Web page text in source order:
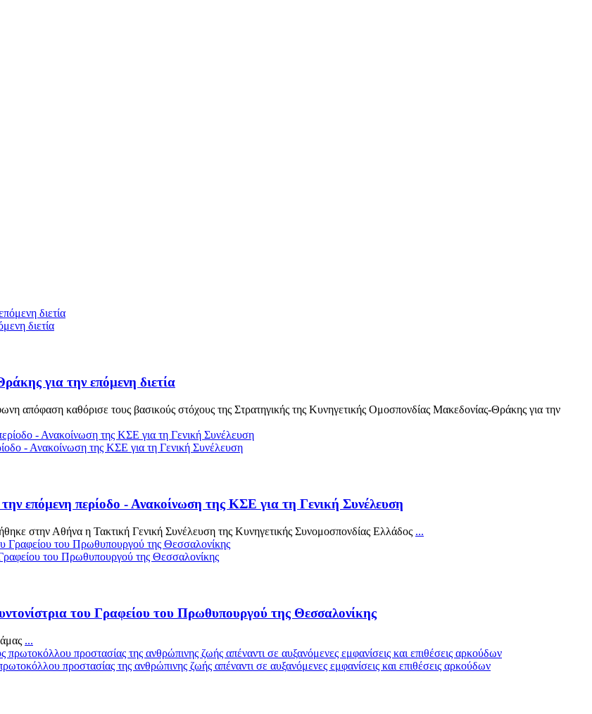
διετία
για την επόμενη διετία
απόφαση καθόρισε τους βασικούς στόχους της Στρατηγικής της Κυνηγετικής Ομοσπονδίας Μακεδονίας-Θράκης για την
- Ανακοίνωση της ΚΣΕ για τη Γενική Συνέλευση
επόμενη περίοδο - Ανακοίνωση της ΚΣΕ για τη Γενική Συνέλευση
στην Αθήνα η Τακτική Γενική Συνέλευση της Κυνηγετικής Συνομοσπονδίας Ελλάδος ...
του Πρωθυπουργού της Θεσσαλονίκης
του Γραφείου του Πρωθυπουργού της Θεσσαλονίκης
...
προστασίας της ανθρώπινης ζωής απέναντι σε αυξανόμενες εμφανίσεις και επιθέσεις αρκούδων